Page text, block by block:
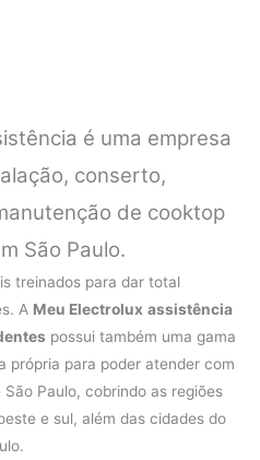
é uma empresa
conserto,
de cooktop
São Paulo.
treinados para dar total
A Meu Electrolux assistência
possui também uma gama
própria para poder atender com
Paulo, cobrindo as regiões
e sul, além das cidades do